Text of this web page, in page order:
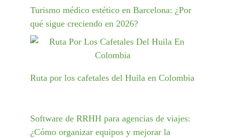
Turismo médico estético en Barcelona: ¿Por
qué sigue creciendo en 2026?
Ruta por los cafetales del Huila en Colombia
Software de RRHH para agencias de viajes:
¿Cómo organizar equipos y mejorar la